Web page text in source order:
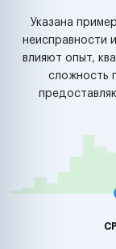
Указана
неисправности
влияют опыт,
сложность